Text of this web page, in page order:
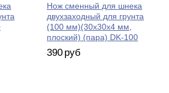
Нож сменный для шнека
двухзаходный для грунта
(100 мм)(30х30х4 мм,
плоский) (пара) DK-100
390 руб